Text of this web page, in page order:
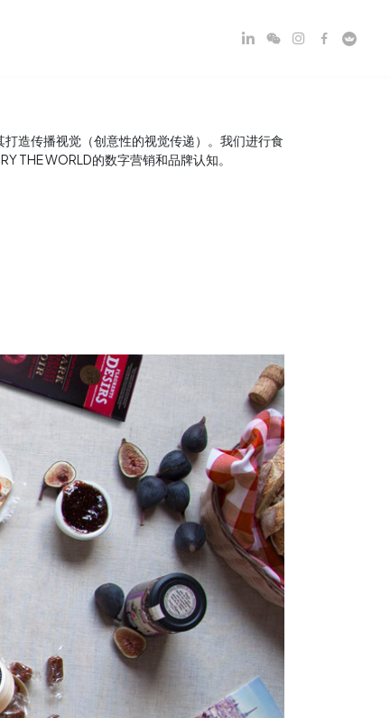
造传播视觉（创意性的视觉传递）。我们进行食
THE WORLD的数字营销和品牌认知。